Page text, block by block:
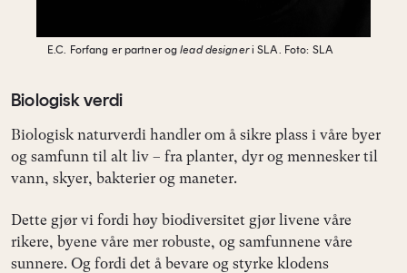
E.C. Forfang er partner oglead designeriSLA. Foto: SLA
Biologisk verdi
Biologisk naturverdi handler om å sikre plass i våre byer
og samfunn til alt liv – fra planter, dyr og mennesker til
vann, skyer, bakterier og maneter.
Dette gjør vi fordi høy biodiversitet gjør livene våre
rikere, byene våre mer robuste, og samfunnene våre
sunnere. Og fordi det å bevare og styrke klodens